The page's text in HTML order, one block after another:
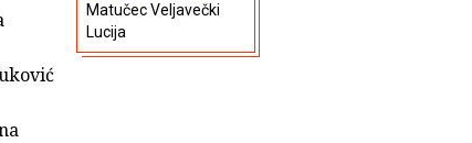
Matučec Veljavečki
Lucija